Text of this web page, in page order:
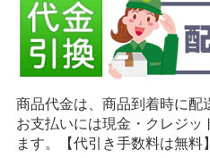
商品代金は、商品到着時に配
お支払いには現金・クレジ
ます。【代引き手数料は無料